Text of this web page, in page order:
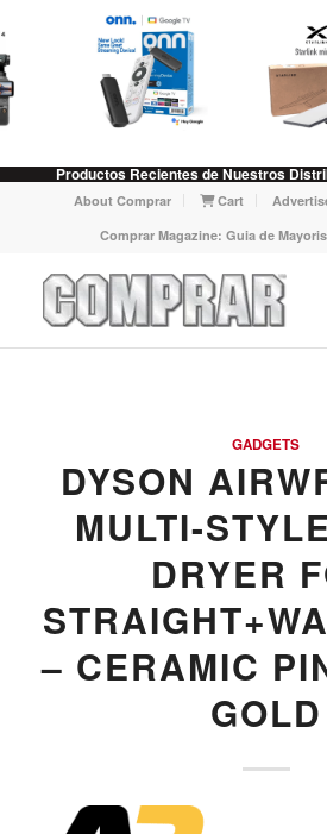
Productos Recientes de Nuestros
About Comprar Cart
Comprar Magazine: Guia de
GADGETS
DYSON
MULTI-
DRYER
– CERAMIC
GOLD